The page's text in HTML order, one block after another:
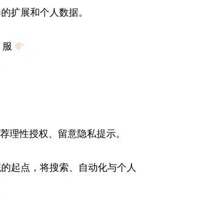
扩展和个人数据。
性授权、留意隐私提示。
起点，将搜索、自动化与个人